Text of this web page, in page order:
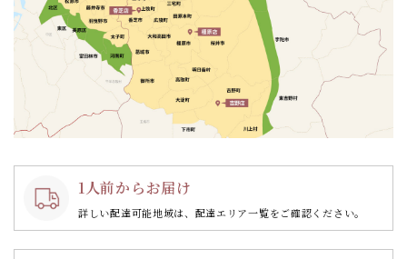
1人前からお届け
詳しい配達可能地域は、配達エリア一覧をご確認ください。